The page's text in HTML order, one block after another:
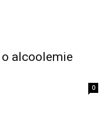
alcoolemie
0